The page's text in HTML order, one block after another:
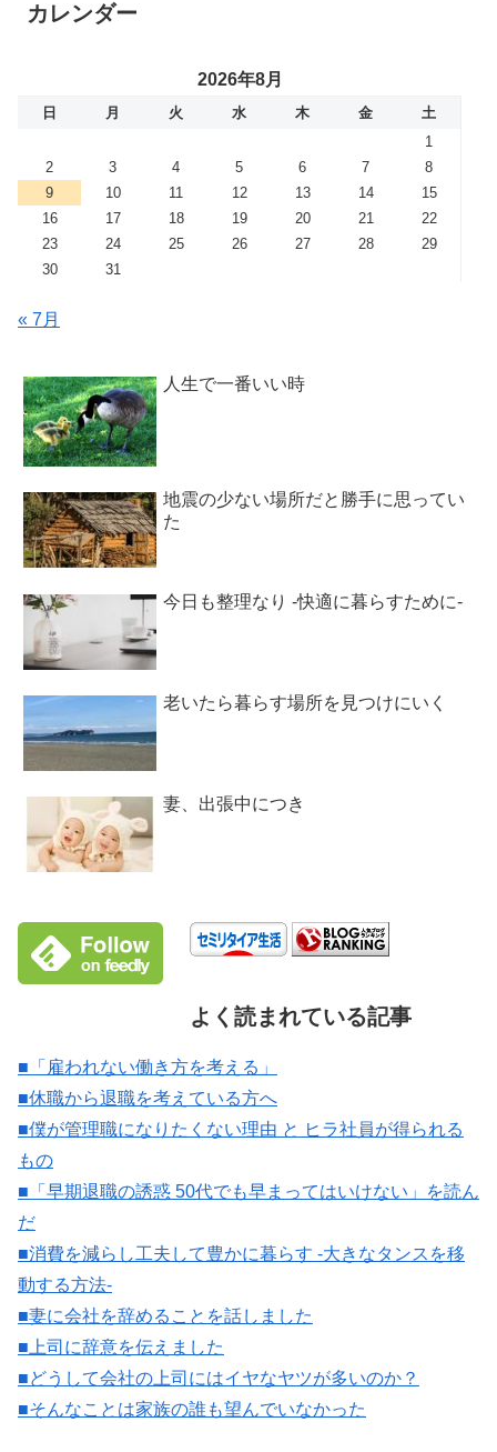
カレンダー
2026年8月
日 月 火 水 木 金
土
1
2
3 4 5 6 7
8
9
10 11 12 13 14
15
16
17 18 19 20 21
22
23
24 25 26 27 28
29
30
31
« 7月
人生で一番いい時
地震の少ない場所だと勝手に思ってい
た
今日も整理なり -快適に暮らすために-
老いたら暮らす場所を見つけにいく
妻、出張中につき
よく読まれている記事
■「雇われない働き方を考える」
■休職から退職を考えている方へ
■僕が管理職になりたくない理由 と ヒラ社員が得られる
もの
■「早期退職の誘惑 50代でも早まってはいけない」を読ん
だ
■消費を減らし工夫して豊かに暮らす -大きなタンスを移
動する方法-
■妻に会社を辞めることを話しました
■上司に辞意を伝えました
■どうして会社の上司にはイヤなヤツが多いのか？
■そんなことは家族の誰も望んでいなかった